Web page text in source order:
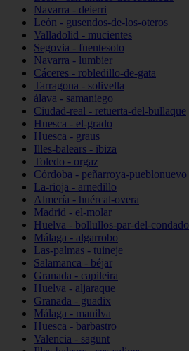
Navarra - deierri
León - gusendos-de-los-oteros
Valladolid - mucientes
Segovia - fuentesoto
Navarra - lumbier
Cáceres - robledillo-de-gata
Tarragona - solivella
álava - samaniego
Ciudad-real - retuerta-del-bullaque
Huesca - el-grado
Huesca - graus
Illes-balears - ibiza
Toledo - orgaz
Córdoba - peñarroya-pueblonuevo
La-rioja - arnedillo
Almería - huércal-overa
Madrid - el-molar
Huelva - bollullos-par-del-condado
Málaga - algarrobo
Las-palmas - tuineje
Salamanca - béjar
Granada - capileira
Huelva - aljaraque
Granada - guadix
Málaga - manilva
Huesca - barbastro
Valencia - sagunt